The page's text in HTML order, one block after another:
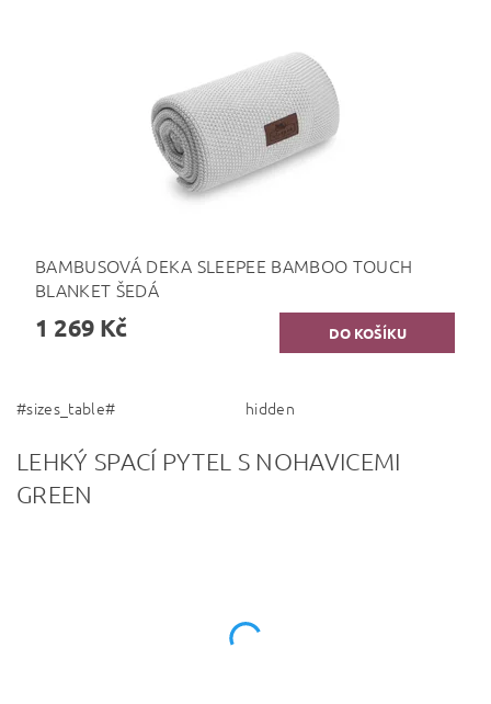
BAMBUSOVÁ DEKA SLEEPEE BAMBOO TOUCH
BLANKET ŠEDÁ
1 269 Kč
#sizes_table# hidden
LEHKÝ SPACÍ PYTEL S NOHAVICEMI
GREEN